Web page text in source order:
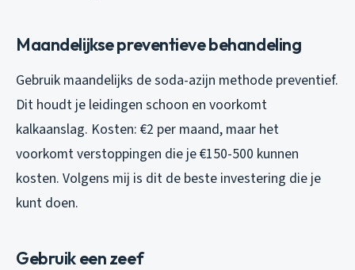
Maandelijkse preventieve behandeling
Gebruik maandelijks de soda-azijn methode preventief.
Dit houdt je leidingen schoon en voorkomt
kalkaanslag. Kosten: €2 per maand, maar het
voorkomt verstoppingen die je €150-500 kunnen
kosten. Volgens mij is dit de beste investering die je
kunt doen.
Gebruik een zeef